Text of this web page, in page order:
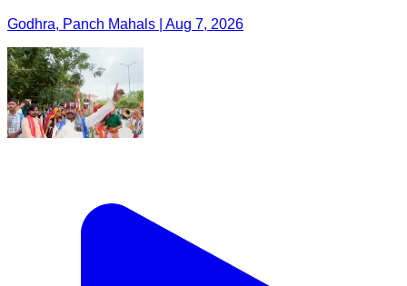
Godhra, Panch Mahals | Aug 7, 2026